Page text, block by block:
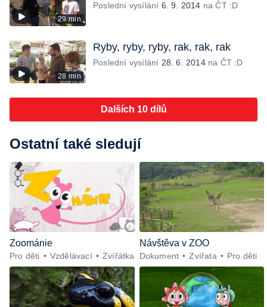
29 min
Poslední vysílání 6. 9. 2014 na ČT :D
28 min
Ryby, ryby, ryby, rak, rak, rak
Poslední vysílání 28. 6. 2014na ČT :D
Dalších 10 dílů
Ostatní také sledují
Zoománie
Pro děti Vzdělávací Zvířátka
Návštěva v ZOO
Dokument Zvířata Pro děti